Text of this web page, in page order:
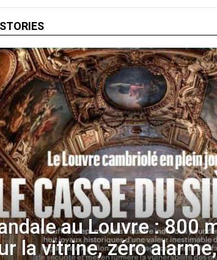
au Louvre : 800
la vitrine, zéro